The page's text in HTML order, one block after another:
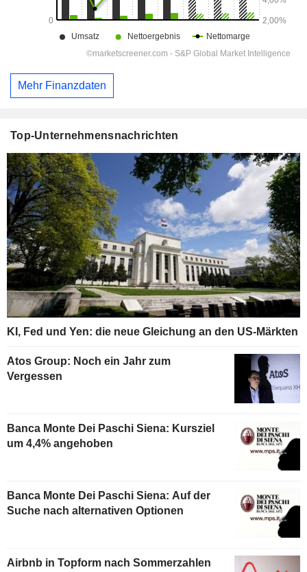
Mehr Finanzdaten
Top-Unternehmensnachrichten
KI, Fed und Yen: die neue Gleichung an den US-Märkten
Atos Group: Noch ein Jahr zum
Vergessen
Banca Monte Dei Paschi Siena: Kursziel
um 4,4% angehoben
Banca Monte Dei Paschi Siena: Auf der
Suche nach alternativen Optionen
Airbnb in Topform nach Sommerzahlen